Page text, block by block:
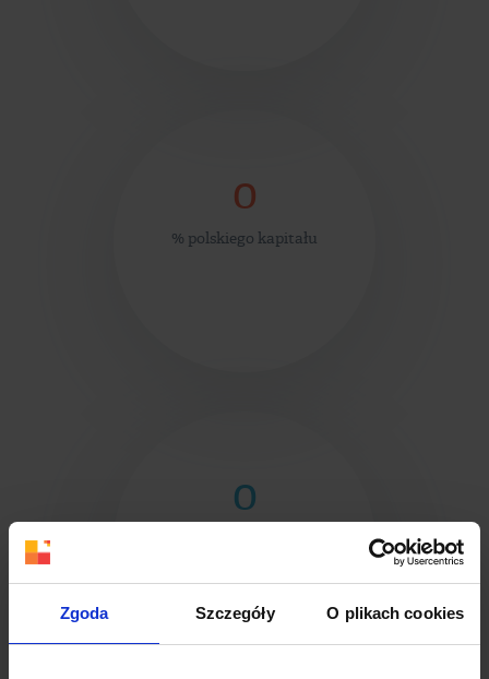
Zgoda Szczegóły O plikach cookies
0
% polskiego kapitału
0